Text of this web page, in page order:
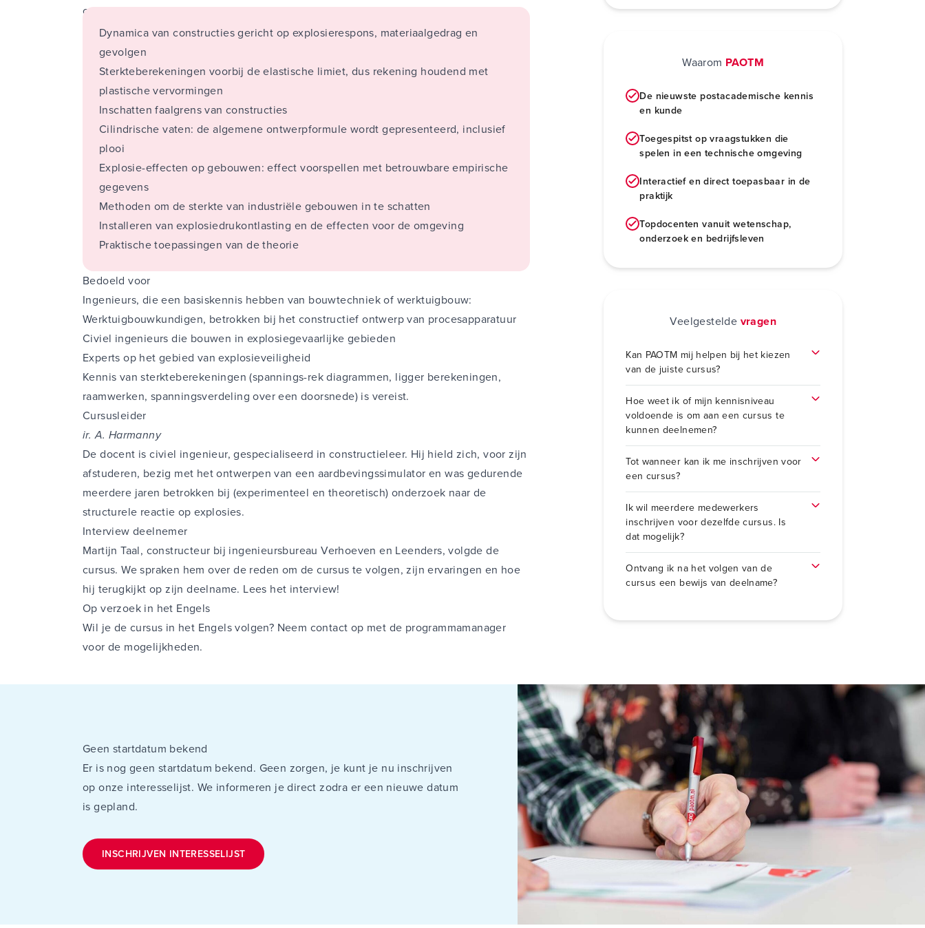
constructies leer in je in deze cursus over:
Dynamica van constructies gericht op explosierespons, materiaalgedrag en
gevolgen
Sterkteberekeningen voorbij de elastische limiet, dus rekening houdend met
plastische vervormingen
Inschatten faalgrens van constructies
Cilindrische vaten: de algemene ontwerpformule wordt gepresenteerd, inclusief
plooi
Explosie-effecten op gebouwen: effect voorspellen met betrouwbare empirische
gegevens
Methoden om de sterkte van industriële gebouwen in te schatten
Installeren van explosiedrukontlasting en de effecten voor de omgeving
Praktische toepassingen van de theorie
Bedoeld voor
Ingenieurs, die een basiskennis hebben van bouwtechniek of werktuigbouw:
Werktuigbouwkundigen, betrokken bij het constructief ontwerp van procesapparatuur
Civiel ingenieurs die bouwen in explosiegevaarlijke gebieden
Experts op het gebied van explosieveiligheid
Kennis van sterkteberekeningen (spannings-rek diagrammen, ligger berekeningen,
raamwerken, spanningsverdeling over een doorsnede) is vereist.
Cursusleider
ir. A. Harmanny
De docent is civiel ingenieur, gespecialiseerd in constructieleer. Hij hield zich, voor zijn
afstuderen, bezig met het ontwerpen van een aardbevingssimulator en was gedurende
meerdere jaren betrokken bij (experimenteel en theoretisch) onderzoek naar de
structurele reactie op explosies.
Interview deelnemer
Martijn Taal, constructeur bij ingenieursbureau Verhoeven en Leenders, volgde de
cursus. We spraken hem over de reden om de cursus te volgen, zijn ervaringen en hoe
hij terugkijkt op zijn deelname. Lees het interview!
Op verzoek in het Engels
Wil je de cursus in het Engels volgen? Neem contact op met de programmamanager
voor de mogelijkheden.
Waarom PAOTM
De nieuwste postacademische kennis
en kunde
Toegespitst op vraagstukken die
spelen in een technische omgeving
Interactief en direct toepasbaar in de
praktijk
Topdocenten vanuit wetenschap,
onderzoek en bedrijfsleven
Veelgestelde vragen
Kan PAOTM mij helpen bij het kiezen
van de juiste cursus?
Hoe weet ik of mijn kennisniveau
voldoende is om aan een cursus te
kunnen deelnemen?
Tot wanneer kan ik me inschrijven voor
een cursus?
Ik wil meerdere medewerkers
inschrijven voor dezelfde cursus. Is
dat mogelijk?
Ontvang ik na het volgen van de
cursus een bewijs van deelname?
Geen startdatum bekend
Er is nog geen startdatum bekend. Geen zorgen, je kunt je nu inschrijven
op onze interesselijst. We informeren je direct zodra er een nieuwe datum
is gepland.
INSCHRIJVEN INTERESSELIJST